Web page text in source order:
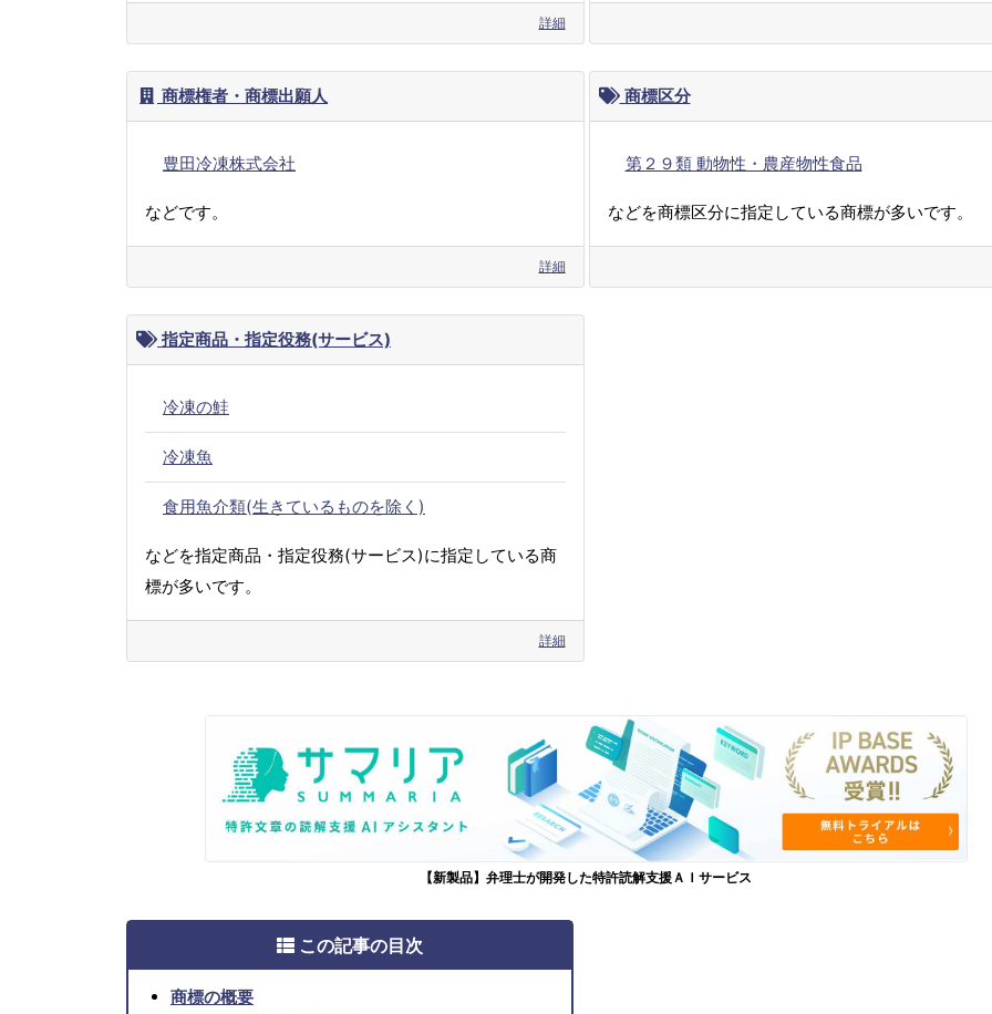
詳細
商標権者・商標出願人
豊田冷凍株式会社
などです。
詳細
商標区分
第２９類 動物性・農産物性食品
などを商標区分に指定している商標が多いです。
指定商品・指定役務(サービス)
冷凍の鮭
冷凍魚
食用魚介類(生きているものを除く)
などを指定商品・指定役務(サービス)に指定している商
標が多いです。
詳細
【新製品】弁理士が開発した特許読解支援ＡＩサービス
この記事の目次
商標の概要